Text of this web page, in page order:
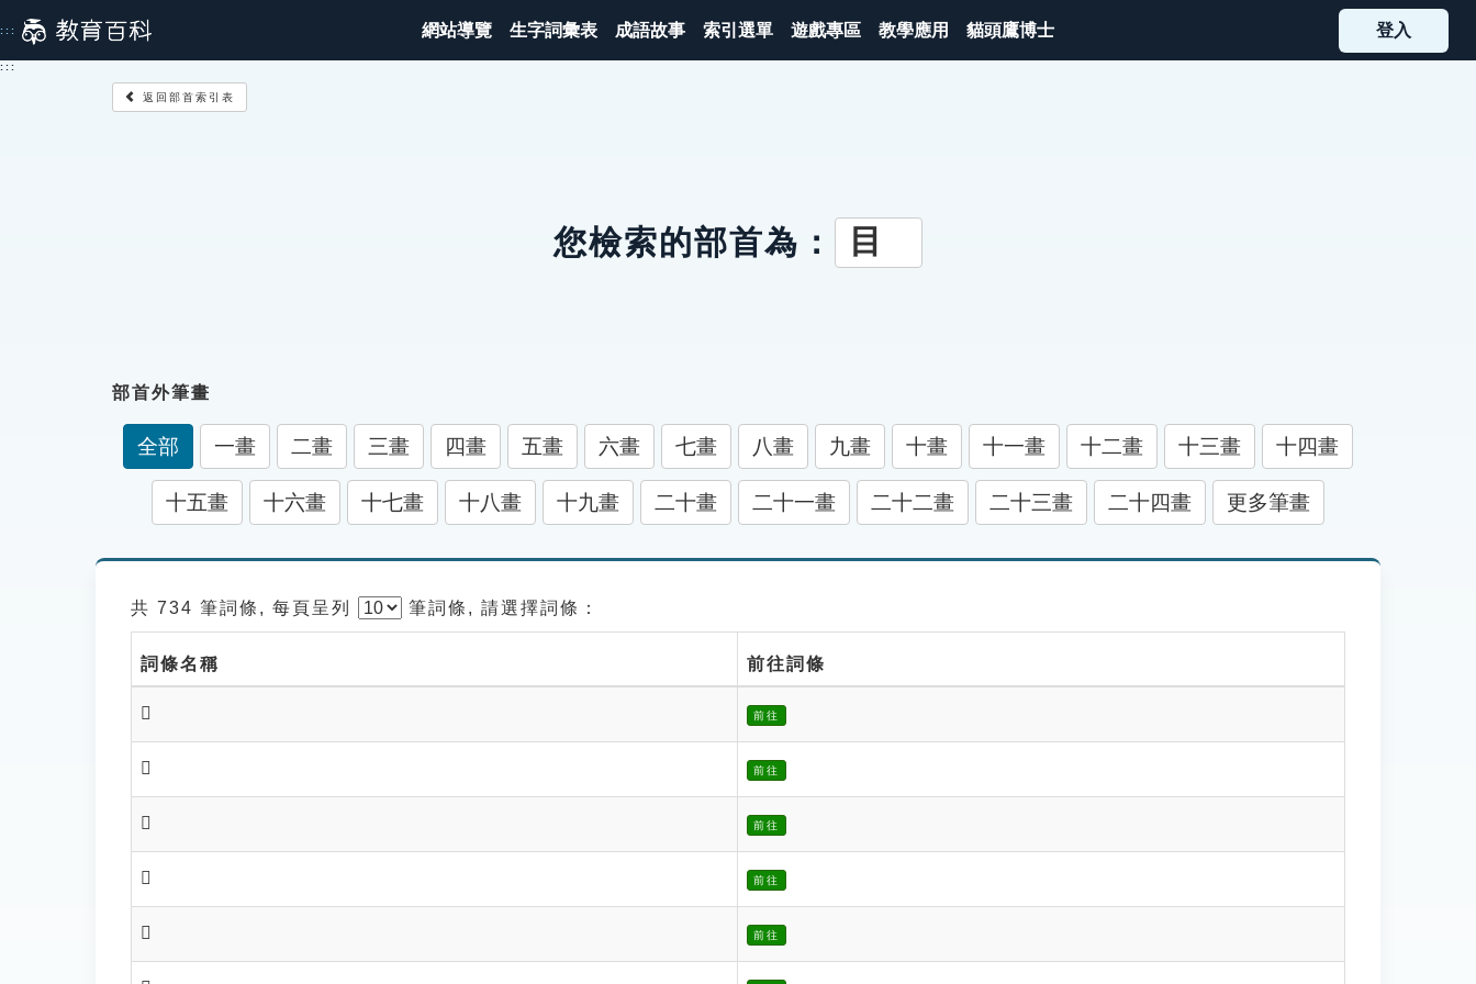
到
主
::: 網站導覽 生字詞彙表 成語故事 索引選單 遊戲專區 教學應用 貓頭鷹博士 登入
:::
返回部首索引表
您檢索的部首為： 目
部首外筆畫
全部 一畫 二畫 三畫 四畫 五畫 六畫 七畫 八畫 九畫 十畫 十一畫 十二畫 十三畫 十四畫
十五畫 十六畫 十七畫 十八畫 十九畫 二十畫 二十一畫 二十二畫 二十三畫 二十四畫 更多筆畫
共 734 筆詞條, 每頁呈列 筆詞條, 請選擇詞條：
詞條名稱 前往詞條
𥈏 前往
𥈑 前往
𥈒 前往
𥈓 前往
𥈔 前往